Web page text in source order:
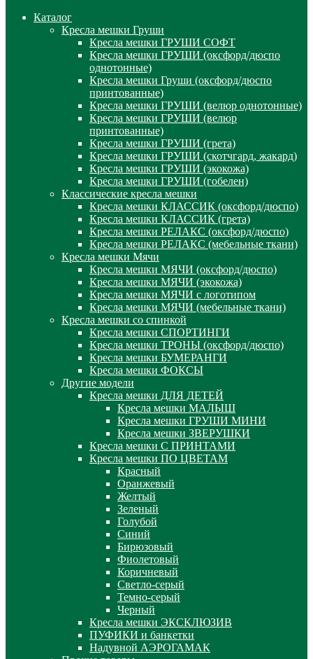
Каталог
Кресла мешки Груши
Кресла мешки ГРУШИ СОФТ
Кресла мешки ГРУШИ (оксфорд/дюспо
однотонные)
Кресла мешки Груши (оксфорд/дюспо
принтованные)
Кресла мешки ГРУШИ (велюр однотонные)
Кресла мешки ГРУШИ (велюр
принтованные)
Кресла мешки ГРУШИ (грета)
Кресла мешки ГРУШИ (скотчгард, жакард)
Кресла мешки ГРУШИ (экокожа)
Кресла мешки ГРУШИ (гобелен)
Классические кресла мешки
Кресла мешки КЛАССИК (оксфорд/дюспо)
Кресла мешки КЛАССИК (грета)
Креслa мешки РЕЛАКС (оксфорд/дюспо)
Креслa мешки РЕЛАКС (мебельные ткани)
Кресла мешки Мячи
Кресла мешки МЯЧИ (оксфорд/дюспо)
Кресла мешки МЯЧИ (экокожа)
Кресла мешки МЯЧИ с логотипом
Кресла мешки МЯЧИ (мебельные ткани)
Кресла мешки со спинкой
Кресла мешки СПОРТИНГИ
Кресла мешки ТРОНЫ (оксфорд/дюспо)
Кресла мешки БУМЕРАНГИ
Кресла мешки ФОКСЫ
Другие модели
Кресла мешки ДЛЯ ДЕТЕЙ
Кресла мешки МАЛЫШ
Кресла мешки ГРУШИ МИНИ
Кресла мешки ЗВЕРУШКИ
Кресла мешки С ПРИНТАМИ
Кресла мешки ПО ЦВЕТАМ
Красный
Оранжевый
Желтый
Зеленый
Голубой
Синий
Бирюзовый
Фиолетовый
Коричневый
Светло-серый
Темно-серый
Черный
Кресла мешки ЭКСКЛЮЗИВ
ПУФИКИ и банкетки
Надувной АЭРОГАМАК